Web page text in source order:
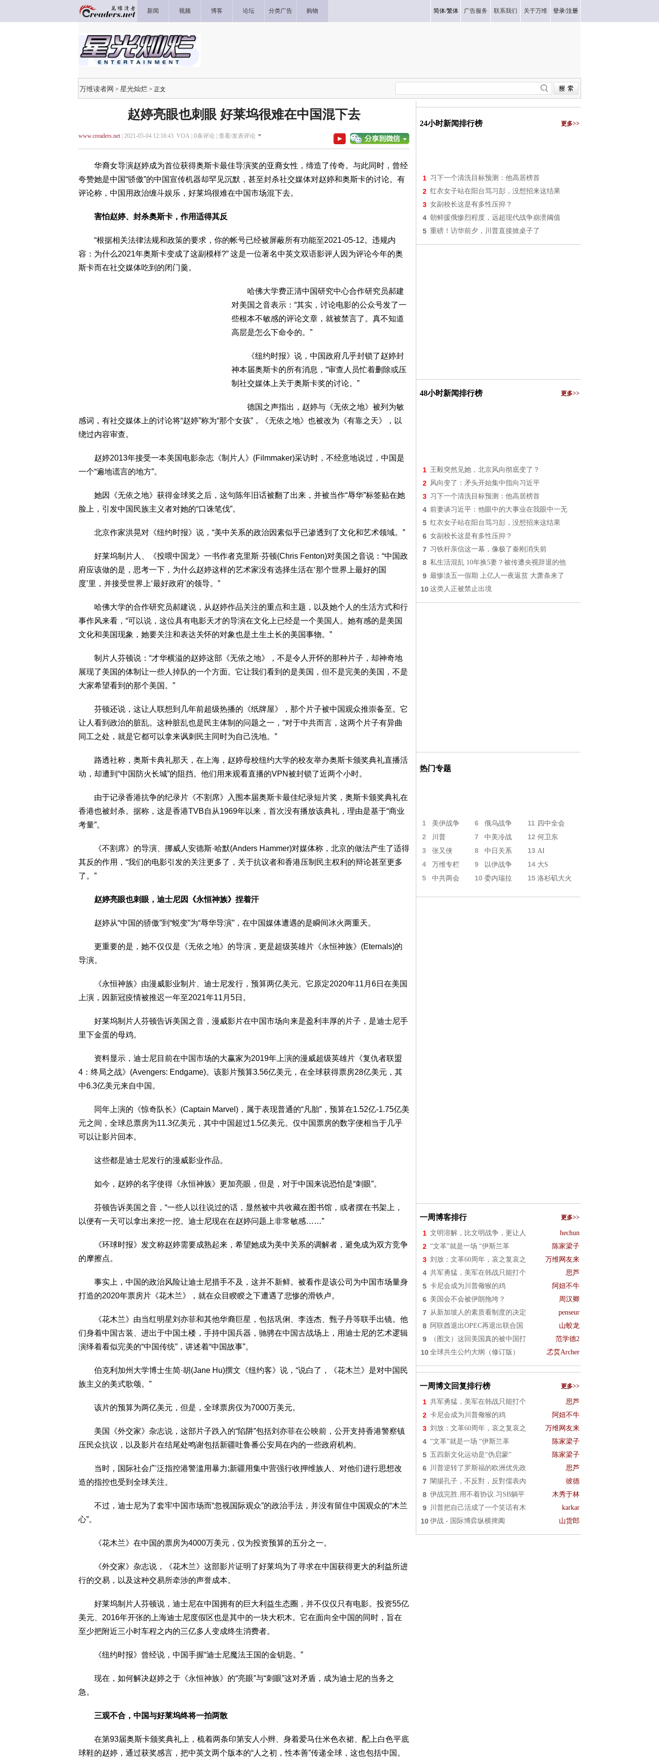
新闻 视频 博客 论坛 分类广告 购物 简体/繁体 广告服务 联系我们 关于万维 登录/注册
万维读者网 > 星光灿烂 > 正文
赵婷亮眼也刺眼 好莱坞很难在中国混下去
www.creaders.net| 2021-05-04 12:18:43 VOA | 0条评论 | 查看/发表评论
华裔女导演赵婷成为首位获得奥斯卡最佳导演奖的亚裔女性，缔造了传奇。与此同时，曾经
夸赞她是中国“骄傲”的中国宣传机器却罕见沉默，甚至封杀社交媒体对赵婷和奥斯卡的讨论。有
评论称，中国用政治缠斗娱乐，好莱坞很难在中国市场混下去。
害怕赵婷、封杀奥斯卡，作用适得其反
“根据相关法律法规和政策的要求，你的帐号已经被屏蔽所有功能至2021-05-12。违规内
容：为什么2021年奥斯卡变成了这副模样?” 这是一位著名中英文双语影评人因为评论今年的奥
斯卡而在社交媒体吃到的闭门羹。
哈佛大学费正清中国研究中心合作研究员郝建
对美国之音表示：“其实，讨论电影的公众号发了一
些根本不敏感的评论文章，就被禁言了。真不知道
高层是怎么下命令的。”
《纽约时报》说，中国政府几乎封锁了赵婷封
神本届奥斯卡的所有消息，“审查人员忙着删除或压
制社交媒体上关于奥斯卡奖的讨论。”
德国之声指出，赵婷与《无依之地》被列为敏
感词，有社交媒体上的讨论将“赵婷”称为“那个女孩”，《无依之地》也被改为《有靠之天》，以
绕过内容审查。
赵婷2013年接受一本美国电影杂志《制片人》(Filmmaker)采访时，不经意地说过，中国是
一个“遍地谎言的地方”。
她因《无依之地》获得金球奖之后，这句陈年旧话被翻了出来，并被当作“辱华”标签贴在她
脸上，引发中国民族主义者对她的“口诛笔伐”。
北京作家洪晃对《纽约时报》说，“美中关系的政治因素似乎已渗透到了文化和艺术领域。”
好莱坞制片人、《投喂中国龙》一书作者克里斯·芬顿(Chris Fenton)对美国之音说：“中国政
府应该做的是，思考一下，为什么赵婷这样的艺术家没有选择生活在‘那个世界上最好的国
度’里，并接受世界上‘最好政府’的领导。”
哈佛大学的合作研究员郝建说，从赵婷作品关注的重点和主题，以及她个人的生活方式和行
事作风来看，“可以说，这位具有电影天才的导演在文化上已经是一个美国人。她有感的是美国
文化和美国现象，她要关注和表达关怀的对象也是土生土长的美国事物。”
制片人芬顿说：“才华横溢的赵婷这部《无依之地》，不是令人开怀的那种片子，却神奇地
展现了美国的体制让一些人掉队的一个方面。它让我们看到的是美国，但不是完美的美国，不是
大家希望看到的那个美国。”
芬顿还说，这让人联想到几年前超级热播的《纸牌屋》，那个片子被中国观众推崇备至。它
让人看到政治的脏乱。这种脏乱也是民主体制的问题之一，“对于中共而言，这两个片子有异曲
同工之处，就是它都可以拿来讽刺民主同时为自己洗地。”
路透社称，奥斯卡典礼那天，在上海，赵婷母校纽约大学的校友举办奥斯卡颁奖典礼直播活
动，却遭到“中国防火长城”的阻挡。他们用来观看直播的VPN被封锁了近两个小时。
由于记录香港抗争的纪录片《不割席》入围本届奥斯卡最佳纪录短片奖，奥斯卡颁奖典礼在
香港也被封杀。据称，这是香港TVB自从1969年以来，首次没有播放该典礼，理由是基于“商业
考量”。
《不割席》的导演、挪威人安德斯·哈默(Anders Hammer)对媒体称，北京的做法产生了适得
其反的作用，“我们的电影引发的关注更多了，关于抗议者和香港压制民主权利的辩论甚至更多
了。”
赵婷亮眼也刺眼，迪士尼因《永恒神族》捏着汗
赵婷从“中国的骄傲”到“蜕变”为“辱华导演”，在中国媒体遭遇的是瞬间冰火两重天。
更重要的是，她不仅仅是《无依之地》的导演，更是超级英雄片《永恒神族》(Eternals)的
导演。
《永恒神族》由漫威影业制片、迪士尼发行，预算两亿美元。它原定2020年11月6日在美国
上演，因新冠疫情被推迟一年至2021年11月5日。
好莱坞制片人芬顿告诉美国之音，漫威影片在中国市场向来是盈利丰厚的片子，是迪士尼手
里下金蛋的母鸡。
资料显示，迪士尼目前在中国市场的大赢家为2019年上演的漫威超级英雄片《复仇者联盟
4：终局之战》(Avengers: Endgame)。该影片预算3.56亿美元，在全球获得票房28亿美元，其
中6.3亿美元来自中国。
同年上演的《惊奇队长》(Captain Marvel)，属于表现普通的“凡胎”，预算在1.52亿-1.75亿美
元之间，全球总票房为11.3亿美元，其中中国超过1.5亿美元。仅中国票房的数字便相当于几乎
可以让影片回本。
这些都是迪士尼发行的漫威影业作品。
如今，赵婷的名字使得《永恒神族》更加亮眼，但是，对于中国来说恐怕是“刺眼”。
芬顿告诉美国之音，“一些人以往说过的话，显然被中共收藏在图书馆，或者摆在书架上，
以便有一天可以拿出来挖一挖。迪士尼现在在赵婷问题上非常敏感……”
《环球时报》发文称赵婷需要成熟起来，希望她成为美中关系的调解者，避免成为双方竞争
的摩擦点。
事实上，中国的政治风险让迪士尼措手不及，这并不新鲜。被看作是该公司为中国市场量身
打造的2020年票房片《花木兰》，就在众目睽睽之下遭遇了悲惨的滑铁卢。
《花木兰》由当红明星刘亦菲和其他华裔巨星，包括巩俐、李连杰、甄子丹等联手出镜。他
们身着中国古装、进出于中国土楼，手持中国兵器，驰骋在中国古战场上，用迪士尼的艺术逻辑
演绎着看似完美的“中国传统”，讲述着“中国故事”。
伯克利加州大学博士生简·胡(Jane Hu)撰文《纽约客》说，“说白了，《花木兰》是对中国民
族主义的美式歌颂。”
该片的预算为两亿美元，但是，全球票房仅为7000万美元。
美国《外交家》杂志说，这部片子跌入的“陷阱”包括刘亦菲在公映前，公开支持香港警察镇
压民众抗议，以及影片在结尾处鸣谢包括新疆吐鲁番公安局在内的一些政府机构。
当时，国际社会广泛指控港警滥用暴力;新疆用集中营强行收押维族人、对他们进行思想改
造的指控也受到全球关注。
不过，迪士尼为了套牢中国市场而“忽视国际观众”的政治手法，并没有留住中国观众的“木兰
心”。
《花木兰》在中国的票房为4000万美元，仅为投资预算的五分之一。
《外交家》杂志说，《花木兰》这部影片证明了好莱坞为了寻求在中国获得更大的利益所进
行的交易，以及这种交易所牵涉的声誉成本。
好莱坞制片人芬顿说，迪士尼在中国拥有的巨大利益生态圈，并不仅仅只有电影。投资55亿
美元、2016年开张的上海迪士尼度假区也是其中的一块大积木。它在面向全中国的同时，旨在
至少把附近三小时车程之内的三亿多人变成终生消费者。
《纽约时报》曾经说，中国手握“迪士尼魔法王国的金钥匙。”
现在，如何解决赵婷之于《永恒神族》的“亮眼”与“刺眼”这对矛盾，成为迪士尼的当务之
急。
三观不合，中国与好莱坞终将一拍两散
在第93届奥斯卡颁奖典礼上，梳着两条印第安人小辫、身着爱马仕米色衣裙、配上白色平底
球鞋的赵婷，通过获奖感言，把中英文两个版本的“人之初，性本善”传递全球，这也包括中国。
24小时新闻排行榜 更多>>
1 习下一个清洗目标预测：他高居榜首
2 红衣女子站在阳台骂习彭，没想招来这结果
3 女副校长这是有多性压抑？
4 朝鲜援俄惨烈程度，远超现代战争崩溃阈值
5 重磅！访华前夕，川普直接掀桌子了
48小时新闻排行榜 更多>>
1 王毅突然见她，北京风向彻底变了？
2 风向变了：矛头开始集中指向习近平
3 习下一个清洗目标预测：他高居榜首
4 前妻谈习近平：他眼中的大事业在我眼中一无
5 红衣女子站在阳台骂习彭，没想招来这结果
6 女副校长这是有多性压抑？
7 习铁杆亲信这一幕，像极了秦刚消失前
8 私生活混乱 10年换5妻？被传遭央视辞退的他
9 最惨淡五一假期 上亿人一夜返贫 大萧条来了
10 这类人正被禁止出境
热门专题
1 美伊战争 6 俄乌战争 11 四中全会
2 川普 7 中美冷战 12 何卫东
3 张又侠 8 中日关系 13 AI
4 万维专栏 9 以伊战争 14 大S
5 中共两会 10 委内瑞拉 15 洛杉矶大火
一周博客排行 更多>>
1 文明溶解，比文明战争，更让人 hechun
2 “文革”就是一场 “伊斯兰革 陈家梁子
3 刘放：文革60周年，哀之复哀之 万维网友来
4 共军勇猛，美军在韩战只能打个 思芦
5 卡尼会成为川普儆猴的鸡 阿妞不牛
6 美国会不会被伊朗拖垮？ 周汉卿
7 从新加坡人的素质看制度的决定 penseur
8 阿联酋退出OPEC再退出联合国 山蛟龙
9 （图文）这回美国真的被中国打 范学德2
10 全球共生公约大纲（修订版） 孞烎Archer
一周博文回复排行榜 更多>>
1 共军勇猛，美军在韩战只能打个 思芦
2 卡尼会成为川普儆猴的鸡 阿妞不牛
3 刘放：文革60周年，哀之复哀之 万维网友来
4 “文革”就是一场 “伊斯兰革 陈家梁子
5 五四新文化运动是“伪启蒙” 陈家梁子
6 川普逆转了罗斯福的欧洲优先政 思芦
7 闡揚孔子，不反對，反對儒表內 彼德
8 伊战完胜.用不着协议.习SB躺平 木秀于林
9 川普把自己活成了一个笑话有木 karkar
10 伊战 - 国际博弈纵横捭阖 山货郎